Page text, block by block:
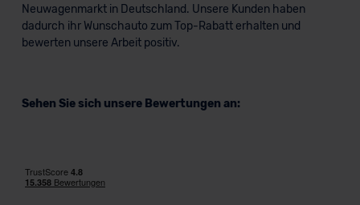
Neuwagenmarkt in Deutschland. Unsere Kunden haben
dadurch ihr Wunschauto zum Top-Rabatt erhalten und
bewerten unsere Arbeit positiv.
Sehen Sie sich unsere Bewertungen an: